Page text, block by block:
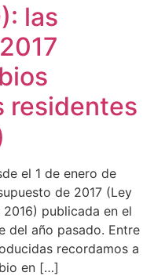
las
residentes
el 1 de enero de
de 2017 (Ley
publicada en el
del año pasado. Entre
recordamos a
en […]